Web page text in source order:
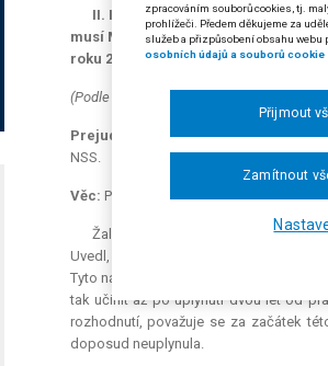
II. I o žádosti o udělení
musí Ministerstvo vnitra vydat
roku 2004).
(Podle rozsudku Nejvyššího správního
Prejudikatura:č. 923/2006 Sb. NSS, č.
NSS.
Věc: Phung Huu S. (Vietnamská
Žalobci žalovaný oznámil, že jeho
Uvedl, že zákon o azylu jednoznačně
Tyto náležitosti jeho podání
tak učinit až po uplynutí dvou let od
rozhodnutí, považuje se za začátek
doposud neuplynula.
zpracováním souborů cookies, tj.
prohlížeči. Předem děkujeme za
služeb a přizpůsobení obsahu webu
osobních údajů a souborů cookie
Zamítnout
Přijmout